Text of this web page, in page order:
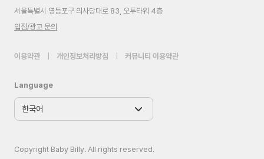
서울특별시 영등포구 의사당대로 83, 오투타워 4층
입점/광고 문의
이용약관 개인정보처리방침 커뮤니티 이용약관
Language
Copyright Baby Billy. All rights reserved.